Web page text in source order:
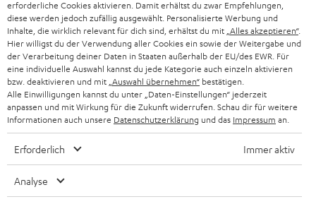
KOPFHÖRER
BLUETOOTH-KOPFHÖRER
STEREOANLAGEN
LAUTSPRECHER
ULTIMA-SERIE
IN-EAR-KOPFHÖRER
PARTNERPROGRAMM
BLOG
NEWSLETTER
STORES
DEINE VORTEILE BEI TEUFEL
UNSER MANAGEMENT
NIEDERLANDE
BELGIEN
FRANKREICH
POLEN
SPANIEN
erforderliche Cookies aktivieren. Damit erhältst du zwar Empfehlungen,
diese werden jedoch zufällig ausgewählt. Personalisierte Werbung und
Inhalte, die wirklich relevant für dich sind, erhältst du mit „Alles akzeptieren“.
Hier willigst du der Verwendung aller Cookies ein sowie der Weitergabe und
der Verarbeitung deiner Daten in Staaten außerhalb der EU/des EWR. Für
eine individuelle Auswahl kannst du jede Kategorie auch einzeln aktivieren
bzw. deaktivieren und mit „Auswahl übernehmen“ bestätigen.
Alle Einwilligungen kannst du unter „Daten-Einstellungen“ jederzeit
anpassen und mit Wirkung für die Zukunft widerrufen. Schau dir für weitere
Informationen auch unsere Datenschutzerklärung und das Impressum an.
Erforderlich Immer aktiv
Analyse